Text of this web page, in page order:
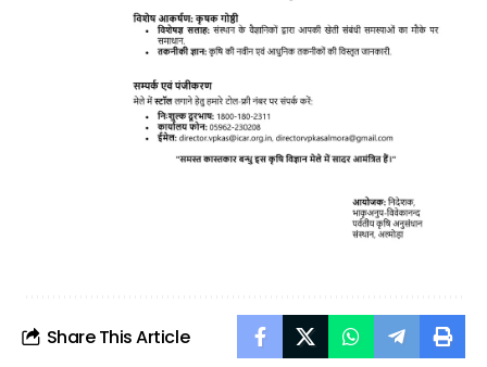
Share This Article